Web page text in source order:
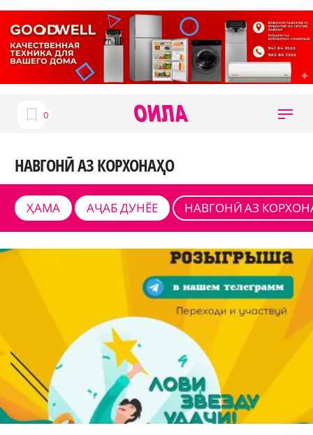
НАВГОНӢ АЗ КОРХОНАҲО
ҲАМА АҶАБ ДУНЁЕ НАВГОНӢ АЗ